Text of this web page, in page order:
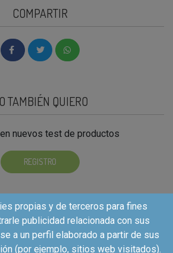
COMPARTIR
TAMBIÉN QUIERO
nuevos test de productos
REGISTRO
propias y de terceros para fines
publicidad relacionada con sus
a un perfil elaborado a partir de sus
(por ejemplo, sitios web visitados).